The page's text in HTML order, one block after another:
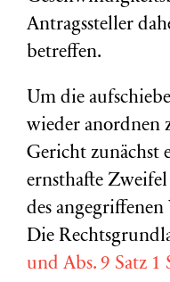
Antragssteller
betreffen.
Um die
wieder anordnen
Gericht zunächst
ernsthafte
des angegriffenen
Die
und Abs. 9 Satz 1